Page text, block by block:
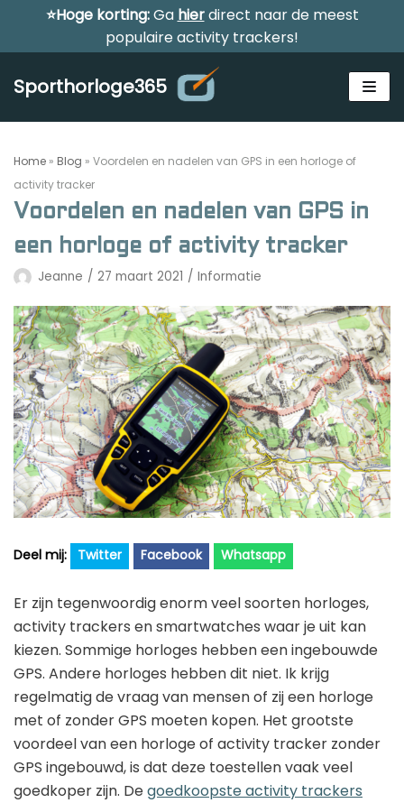
Meteen
inhoud
⭐Hoge korting:Ga hierdirect naar de meest
populaire activity trackers!
Sporthorloge365
Alle sporthorloges
Activity tracker
Smartwatches
Horloge voor kinderen
Gezondheidshorloge
Golfhorloge
Accessoires
Vergelijk
Reviews
Amazfit
Apple
Fitbit
Garmin
Huawei
Polar
Suunto
Wahoo
Withings
Xiaomi
Nieuws
Persbericht
Training
Contact
Home » Blog » Voordelen en nadelen van GPS in een horloge of
activity tracker
Voordelen en nadelen van GPS in
een horloge of activity tracker
Jeanne 27 maart 2021 Informatie
Twitter Facebook Whatsapp
Er zijn tegenwoordig enorm veel soorten horloges,
activity trackers en smartwatches waar je uit kan
kiezen. Sommige horloges hebben een ingebouwde
GPS. Andere horloges hebben dit niet. Ik krijg
regelmatig de vraag van mensen of zij een horloge
met of zonder GPS moeten kopen. Het grootste
voordeel van een horloge of activity tracker zonder
GPS ingebouwd, is dat deze toestellen vaak veel
goedkoper zijn. Degoedkoopste activity trackers